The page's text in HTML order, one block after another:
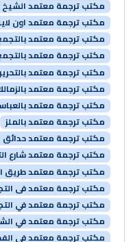
مكتب ترجمة معتمد الشيخ
مكتب ترجمة معتمد اون
مكتب ترجمة معتمد
مكتب ترجمة معتمد
مكتب ترجمة معتمد بالتحرير
مكتب ترجمة معتمد
مكتب ترجمة معتمد
مكتب ترجمة معتمد بالملز
مكتب ترجمة معتمد حدائق
مكتب ترجمة معتمد شارع
مكتب ترجمة معتمد طريق
مكتب ترجمة معتمد فى
مكتب ترجمة معتمد في
مكتب ترجمة معتمد في
مكتب ترجمة معتمد في